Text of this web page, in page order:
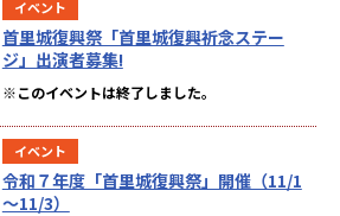
イベント
首里城復興祭「首里城復興祈念ステー
ジ」出演者募集!
※このイベントは終了しました。
イベント
令和７年度「首里城復興祭」開催（11/1
～11/3）